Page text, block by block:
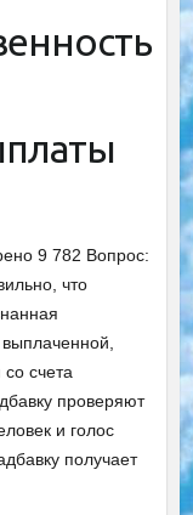
9 782 Вопрос:
что
счета
проверяют
и голос
получает